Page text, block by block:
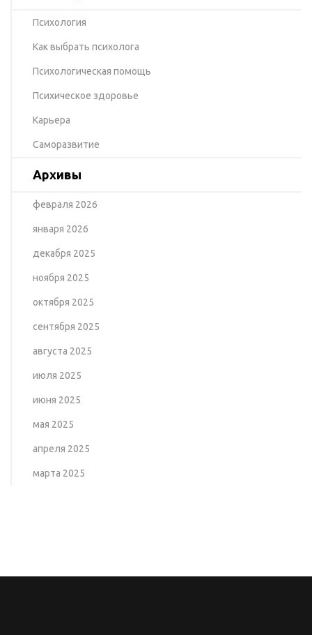
Психология
Как выбрать психолога
Психологическая помощь
Психическое здоровье
Карьера
Саморазвитие
Архивы
февраля 2026
января 2026
декабря 2025
ноября 2025
октября 2025
сентября 2025
августа 2025
июля 2025
июня 2025
мая 2025
апреля 2025
марта 2025